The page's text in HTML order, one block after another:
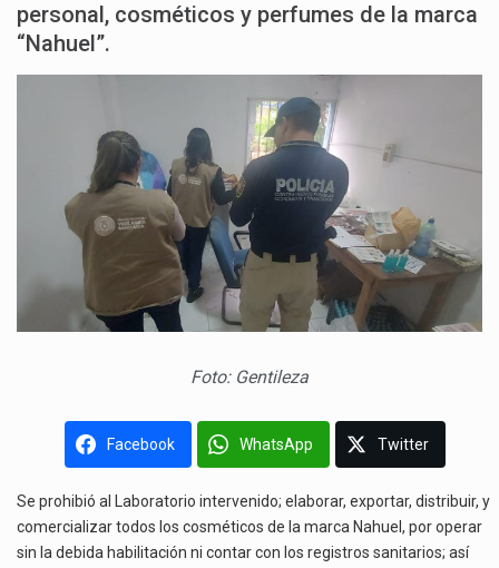
personal, cosméticos y perfumes de la marca
“Nahuel”.
Foto: Gentileza
Facebook WhatsApp Twitter
Se prohibió al Laboratorio intervenido; elaborar, exportar, distribuir, y
comercializar todos los cosméticos de la marca Nahuel, por operar
sin la debida habilitación ni contar con los registros sanitarios; así